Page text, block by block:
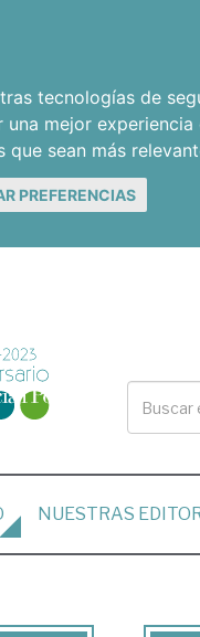
tecnologías de
una mejor
que sean más
PREFERENCIAS
NUESTRAS